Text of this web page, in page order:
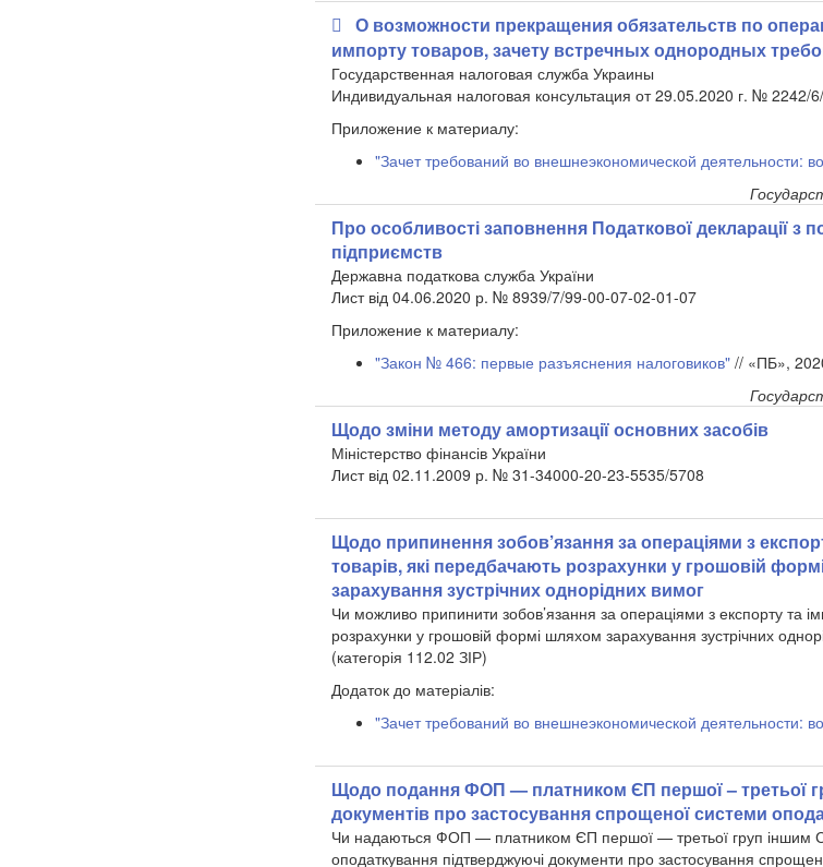
О возможности прекращения обязательств по
импорту товаров, зачету встречных однородных
Государственная налоговая служба Украины
Индивидуальная налоговая консультация от 29.05.2020 г. № 2242/
Приложение к материалу:
"Зачет требований во внешнеэкономической деятельности:
Про особливості заповнення Податкової декларації з
підприємств
Державна податкова служба України
Лист від 04.06.2020 р. № 8939/7/99-00-07-02-01-07
Приложение к материалу:
"Закон № 466: первые разъяснения налоговиков"// «ПБ»,
Щодо зміни методу амортизації основних засобів
Міністерство фінансів України
Лист від 02.11.2009 р. № 31-34000-20-23-5535/5708
Щодо припинення зобов’язання за операціями з
товарів, які передбачають розрахунки у грошовій
зарахування зустрічних однорідних вимог
Чи можливо припинити зобов’язання за операціями з експорту та
розрахунки у грошовій формі шляхом зарахування зустрічних
(категорія 112.02 ЗІР)
Додаток до матеріалів:
"Зачет требований во внешнеэкономической деятельности:
Щодо подання ФОП — платником ЄП першої – третьої
документів про застосування спрощеної системи
Чи надаються ФОП — платником ЄП першої — третьої груп іншим
оподаткування підтверджуючі документи про застосування